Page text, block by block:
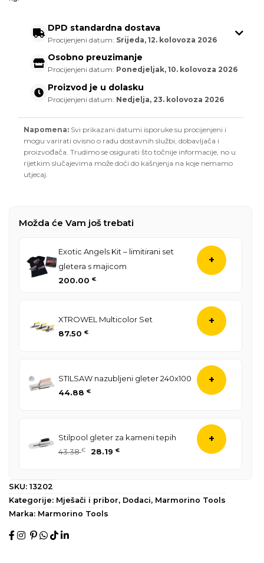
DPD standardna dostava
Procijenjeni datum: Srijeda, 12. kolovoza 2026
Osobno preuzimanje
Procijenjeni datum: Ponedjeljak, 10. kolovoza 2026
Proizvod je u dolasku
Procijenjeni datum: Nedjelja, 23. kolovoza 2026
Napomena: Svi prikazani datumi isporuke su procijenjeni i
mogu varirati ovisno o radu dostavnih službi, dobavljača i
proizvođača. Trudimo se osigurati što točnije informacije, no u
rijetkim slučajevima može doći do kašnjenja na koje nemamo
utjecaj.
Možda će Vam još trebati
Exotic Angels Kit – limitirani set
gletera s majicom
200.00 €
+
XTROWEL Multicolor Set
87.50 €
+
STILSAW nazubljeni gleter 240x100
44.88 €
+
Stilpool gleter za kameni tepih
43.38€ 28.19 €
+
SKU: 13202
Kategorije: Mješači i pribor, Dodaci, Marmorino Tools
Marka: Marmorino Tools